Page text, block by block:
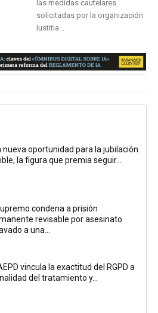
las medidas cautelares
solicitadas por la organización
Iustitia...
nueva oportunidad para la jubilación
la figura que premia seguir...
condena a prisión
revisable por asesinato
a una...
vincula la exactitud del RGPD a
del tratamiento y...